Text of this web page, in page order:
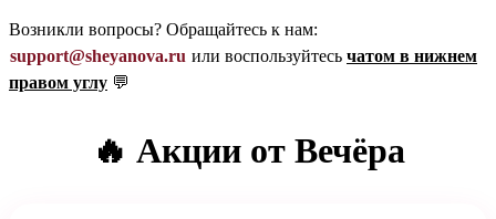
Возникли вопросы? Обращайтесь к нам:
support@sheyanova.ru или воспользуйтесь чатом в нижнем
правом углу 💬
🔥 Акции от Вечёра